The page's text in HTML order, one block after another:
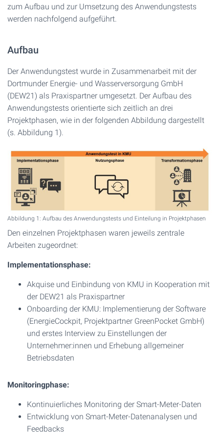
zum Aufbau und zur Umsetzung des Anwendungstests
werden nachfolgend aufgeführt.
Aufbau
Der Anwendungstest wurde in Zusammenarbeit mit der
Dortmunder Energie- und Wasserversorgung GmbH
(DEW21) als Praxispartner umgesetzt. Der Aufbau des
Anwendungstests orientierte sich zeitlich an drei
Projektphasen, wie in der folgenden Abbildung dargestellt
(s. Abbildung 1).
Abbildung 1: Aufbau des Anwendungstests und Einteilung in Projektphasen
Den einzelnen Projektphasen waren jeweils zentrale
Arbeiten zugeordnet:
Implementationsphase:
Akquise und Einbindung von KMU in Kooperation mit
der DEW21 als Praxispartner
Onboarding der KMU: Implementierung der Software
(EnergieCockpit, Projektpartner GreenPocket GmbH)
und erstes Interview zu Einstellungen der
Unternehmer:innen und Erhebung allgemeiner
Betriebsdaten
Monitoringphase:
Kontinuierliches Monitoring der Smart-Meter-Daten
Entwicklung von Smart-Meter-Datenanalysen und
Feedbacks